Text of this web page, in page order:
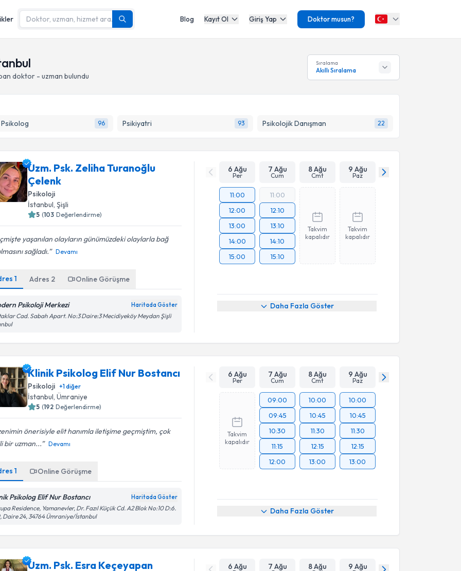
Blog Kayıt Ol Giriş Yap Doktor musun?
doktor - uzman bulundu
Sıralama
Akıllı Sıralama
96 Psikiyatri 93 Psikolojik Danışman 22
Uzm. Psk. Zeliha Turanoğlu
Çelenk
Psikoloji
İstanbul, Şişli
5 (103 Değerlendirme)
yaşanılan olayların günümüzdeki olaylarla bağ
sağladı.
Devamı
1 Adres 2 Online Görüşme
Psikoloji Merkezi Haritada Göster
Cad. Sabah Apart. No:3 Daire:3 Mecidiyeköy Meydan Şişli
6 Ağu
Per
7 Ağu
Cum
8 Ağu
Cmt
9 Ağu
Paz
11:00
12:00
13:00
14:00
15:00
11:00
12:10
13:10
14:10
15:10
Takvim
kapalıdır
Takvim
kapalıdır
Daha Fazla Göster
Klinik Psikolog Elif Nur Bostancı
Psikoloji +1diğer
İstanbul, Ümraniye
5 (192 Değerlendirme)
önerisiyle elit hanımla iletişime geçmiştim, çok
bir uzman...
Devamı
1 Online Görüşme
Psikolog Elif Nur Bostancı Haritada Göster
Residence, Yamanevler, Dr. Fazıl Küçük Cd. A2 Blok No:10 D:6.
Daire 24, 34764 Ümraniye/İstanbul
6 Ağu
Per
7 Ağu
Cum
8 Ağu
Cmt
9 Ağu
Paz
Takvim
kapalıdır
09:00
09:45
10:30
11:15
12:00
10:00
10:45
11:30
12:15
13:00
10:00
10:45
11:30
12:15
13:00
Daha Fazla Göster
Uzm. Psk. Esra Keçeyapan 6 Ağu 7 Ağu 8 Ağu 9 Ağu